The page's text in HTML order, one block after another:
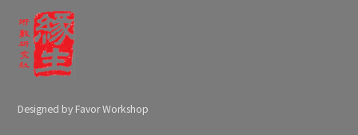
Designed by Favor Workshop